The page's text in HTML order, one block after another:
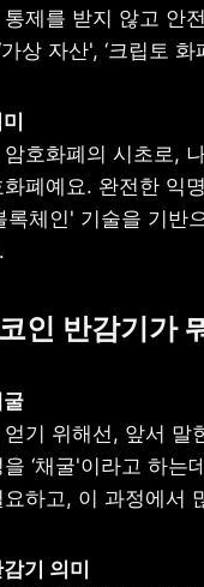
제를 받지 않고 안
가상 자산', ‘크립토
암호화폐의 시초로,
폐예요. 완전한 익
록체인' 기술을 기반
인 반감기가
기 위해선, 앞서 말
‘채굴'이라고 하는
하고, 이 과정에서